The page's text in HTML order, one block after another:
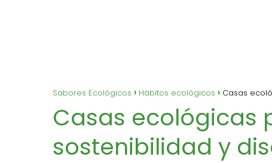
Sabores Ecológicos Hábitos ecológicos Casas
Casas ecológicas
sostenibilidad y